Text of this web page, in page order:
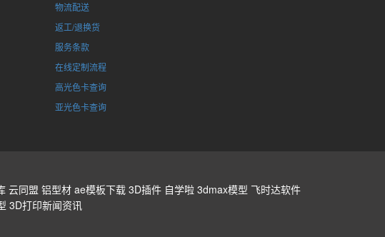
物流配送
返工/退换货
服务条款
在线定制流程
高光色卡查询
亚光色卡查询
云同盟 铝型材 ae模板下载 3D插件 自学啦 3dmax模型 飞时达软件
3D打印新闻资讯